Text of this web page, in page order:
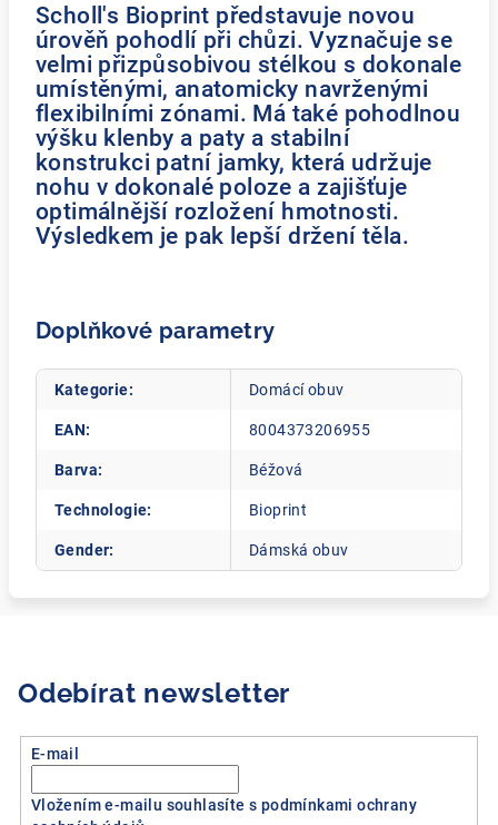
Scholl's Bioprint představuje novou
úrověň pohodlí při chůzi. Vyznačuje se
velmi přizpůsobivou stélkou s dokonale
umístěnými, anatomicky navrženými
flexibilními zónami. Má také pohodlnou
výšku klenby a paty a stabilní
konstrukci patní jamky, která udržuje
nohu v dokonalé poloze a zajišťuje
optimálnější rozložení hmotnosti.
Výsledkem je pak lepší držení těla.
Doplňkové parametry
Kategorie: Domácí obuv
EAN: 8004373206955
Barva: Béžová
Technologie: Bioprint
Gender: Dámská obuv
Odebírat newsletter
E-mail
Vložením e-mailu souhlasíte s podmínkami ochrany